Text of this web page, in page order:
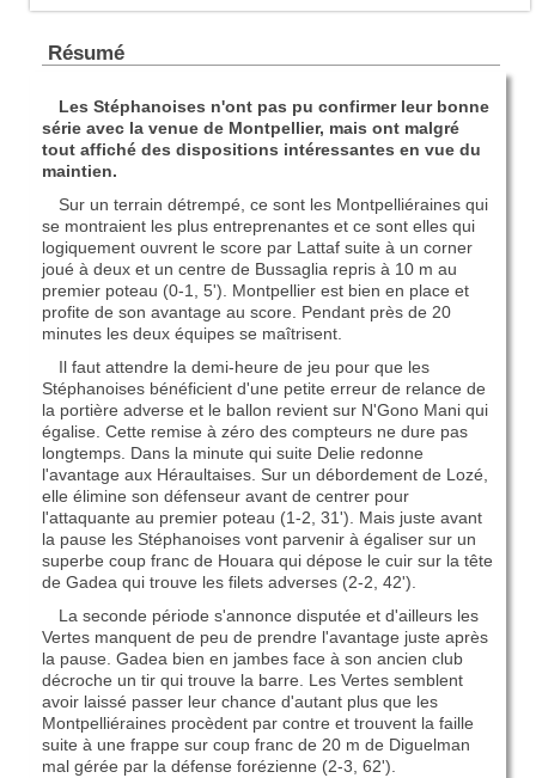
Résumé
Les Stéphanoises n'ont pas pu confirmer leur bonne
série avec la venue de Montpellier, mais ont malgré
tout affiché des dispositions intéressantes en vue du
maintien.
Sur un terrain détrempé, ce sont les Montpelliéraines qui
se montraient les plus entreprenantes et ce sont elles qui
logiquement ouvrent le score par Lattaf suite à un corner
joué à deux et un centre de Bussaglia repris à 10 m au
premier poteau (0-1, 5'). Montpellier est bien en place et
profite de son avantage au score. Pendant près de 20
minutes les deux équipes se maîtrisent.
Il faut attendre la demi-heure de jeu pour que les
Stéphanoises bénéficient d'une petite erreur de relance de
la portière adverse et le ballon revient sur N'Gono Mani qui
égalise. Cette remise à zéro des compteurs ne dure pas
longtemps. Dans la minute qui suite Delie redonne
l'avantage aux Héraultaises. Sur un débordement de Lozé,
elle élimine son défenseur avant de centrer pour
l'attaquante au premier poteau (1-2, 31'). Mais juste avant
la pause les Stéphanoises vont parvenir à égaliser sur un
superbe coup franc de Houara qui dépose le cuir sur la tête
de Gadea qui trouve les filets adverses (2-2, 42').
La seconde période s'annonce disputée et d'ailleurs les
Vertes manquent de peu de prendre l'avantage juste après
la pause. Gadea bien en jambes face à son ancien club
décroche un tir qui trouve la barre. Les Vertes semblent
avoir laissé passer leur chance d'autant plus que les
Montpelliéraines procèdent par contre et trouvent la faille
suite à une frappe sur coup franc de 20 m de Diguelman
mal gérée par la défense forézienne (2-3, 62').